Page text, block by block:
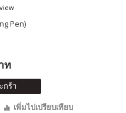
Pen)
ท
กร้า
เพิ่มไปเปรียบเทียบ